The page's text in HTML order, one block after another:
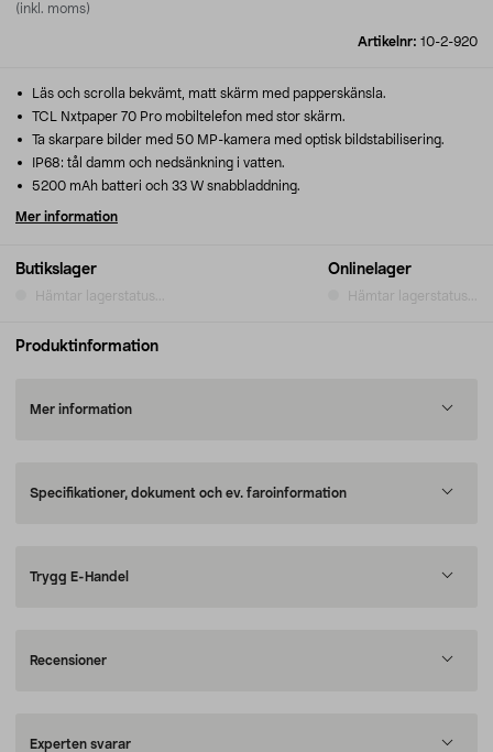
(inkl. moms)
Artikelnr: 10-2-920
Butikslager
Hämtar lagerstatus...
Onlinelager
Hämtar lagerstatus...
Läs och scrolla bekvämt, matt skärm med papperskänsla.
TCL Nxtpaper 70 Pro mobiltelefon med stor skärm.
Ta skarpare bilder med 50 MP-kamera med optisk bildstabilisering.
IP68: tål damm och nedsänkning i vatten.
5200 mAh batteri och 33 W snabbladdning.
Mer information
Produktinformation
Mer information
Specifikationer, dokument och ev. faroinformation
Trygg E-Handel
Recensioner
Experten svarar